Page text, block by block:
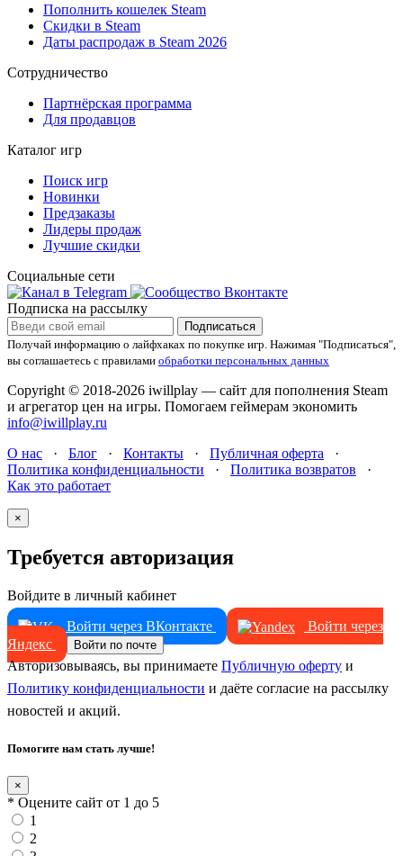
Пополнить кошелек Steam
Скидки в Steam
Даты распродаж в Steam 2026
Сотрудничество
Партнёрская программа
Для продавцов
Каталог игр
Поиск игр
Новинки
Предзаказы
Лидеры продаж
Лучшие скидки
Социальные сети
Подписка на рассылку
Подписаться
Получай информацию о лайфхаках по покупке игр. Нажимая "Подписаться",
вы соглашаетесь с правилами обработки персональных данных
Copyright © 2018-2026 iwillplay — сайт для пополнения Steam
и агрегатор цен на игры. Помогаем геймерам экономить
info@iwillplay.ru
О нас · Блог · Контакты · Публичная оферта ·
Политика конфиденциальности · Политика возвратов ·
Как это работает
×
Требуется авторизация
Войдите в личный кабинет
Войти через ВКонтакте
Войти через
Яндекс
Войти по почте
Авторизовываясь, вы принимаете Публичную оферту и
Политику конфиденциальности и даёте согласие на рассылку
новостей и акций.
Помогите нам стать лучше!
×
* Оцените сайт от 1 до 5
1
2